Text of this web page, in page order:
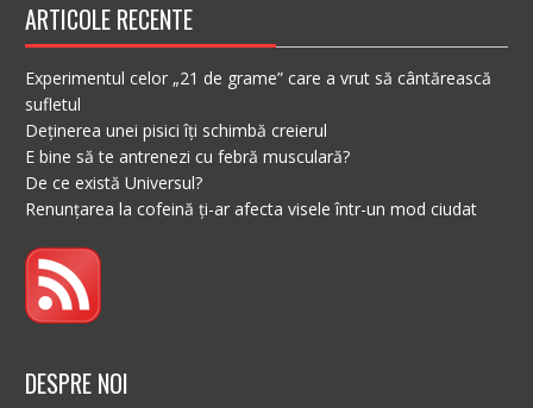
ARTICOLE RECENTE
Experimentul celor „21 de grame” care a vrut să cântărească
sufletul
Deținerea unei pisici îți schimbă creierul
E bine să te antrenezi cu febră musculară?
De ce există Universul?
Renunțarea la cofeină ți-ar afecta visele într-un mod ciudat
DESPRE NOI